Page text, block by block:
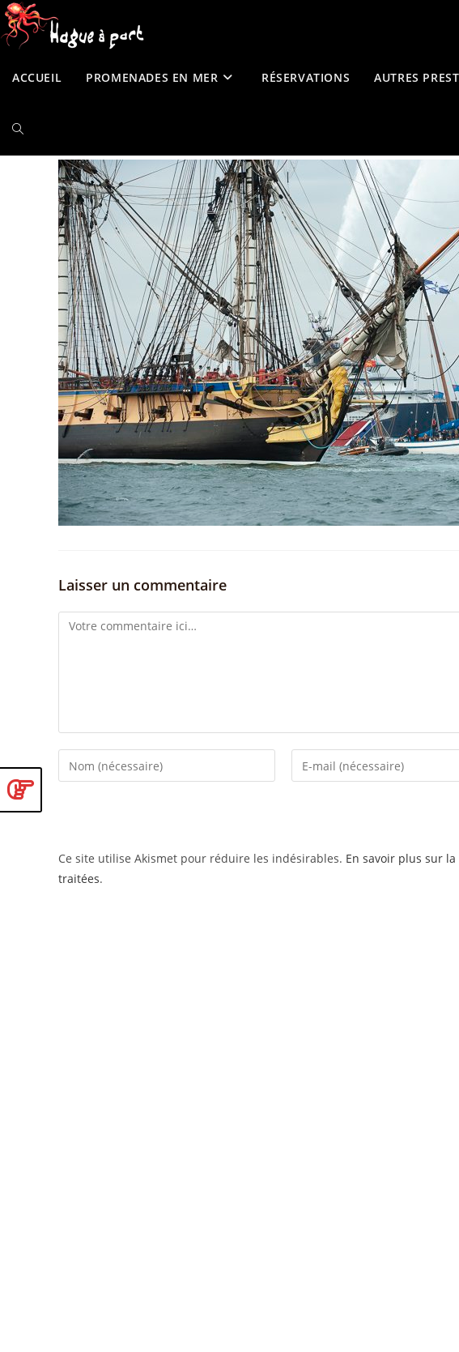
principal
Skip
to
content
ACCUEIL
PROMENADES EN MER RÉSERVATIONS AUTRES
TOGGLE
WEBSITE
Laisser un commentaire
Comment
Enter
your
to
comment
Enter
your
comment
Ce site utilise Akismet pour réduire les indésirables. En savoir plus sur
traitées.